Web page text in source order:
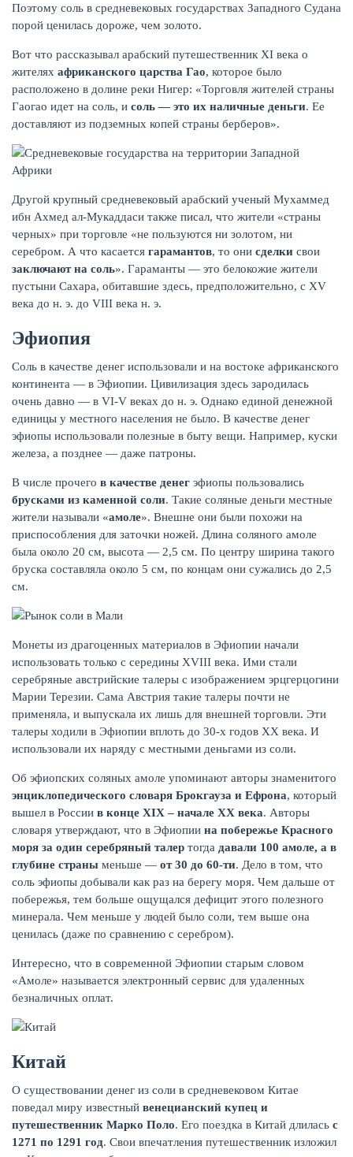
Поэтому соль в средневековых государствах Западного Судана
порой ценилась дороже, чем золото.
Вот что рассказывал арабский путешественник XI века о
жителях африканского царства Гао, которое было
расположено в долине реки Нигер: «Торговля жителей страны
Гаогао идет на соль, и соль — это их наличные деньги. Ее
доставляют из подземных копей страны берберов».
Другой крупный средневековый арабский ученый Мухаммед
ибн Ахмед ал-Мукаддаси также писал, что жители «страны
черных» при торговле «не пользуются ни золотом, ни
серебром. А что касается гарамантов, то они сделки свои
заключают на соль». Гараманты — это белокожие жители
пустыни Сахара, обитавшие здесь, предположительно, с XV
века до н. э. до VIII века н. э.
Эфиопия
Соль в качестве денег использовали и на востоке африканского
континента — в Эфиопии. Цивилизация здесь зародилась
очень давно — в VI-V веках до н. э. Однако единой денежной
единицы у местного населения не было. В качестве денег
эфиопы использовали полезные в быту вещи. Например, куски
железа, а позднее — даже патроны.
В числе прочего в качестве денег эфиопы пользовались
брусками из каменной соли. Такие соляные деньги местные
жители называли «амоле». Внешне они были похожи на
приспособления для заточки ножей. Длина соляного амоле
была около 20 см, высота — 2,5 см. По центру ширина такого
бруска составляла около 5 см, по концам они сужались до 2,5
см.
Монеты из драгоценных материалов в Эфиопии начали
использовать только с середины XVIII века. Ими стали
серебряные австрийские талеры с изображением эрцгерцогини
Марии Терезии. Сама Австрия такие талеры почти не
применяла, и выпускала их лишь для внешней торговли. Эти
талеры ходили в Эфиопии вплоть до 30-х годов XX века. И
использовали их наряду с местными деньгами из соли.
Об эфиопских соляных амоле упоминают авторы знаменитого
энциклопедического словаря Брокгауза и Ефрона, который
вышел в России в конце XIX – начале XX века. Авторы
словаря утверждают, что в Эфиопии на побережье Красного
моря за один серебряный талер тогда давали 100 амоле, а в
глубине страны меньше — от 30 до 60-ти. Дело в том, что
соль эфиопы добывали как раз на берегу моря. Чем дальше от
побережья, тем больше ощущался дефицит этого полезного
минерала. Чем меньше у людей было соли, тем выше она
ценилась (даже по сравнению с серебром).
Интересно, что в современной Эфиопии старым словом
«Амоле» называется электронный сервис для удаленных
безналичных оплат.
Китай
О существовании денег из соли в средневековом Китае
поведал миру известный венецианский купец и
путешественник Марко Поло. Его поездка в Китай длилась с
1271 по 1291 год. Свои впечатления путешественник изложил